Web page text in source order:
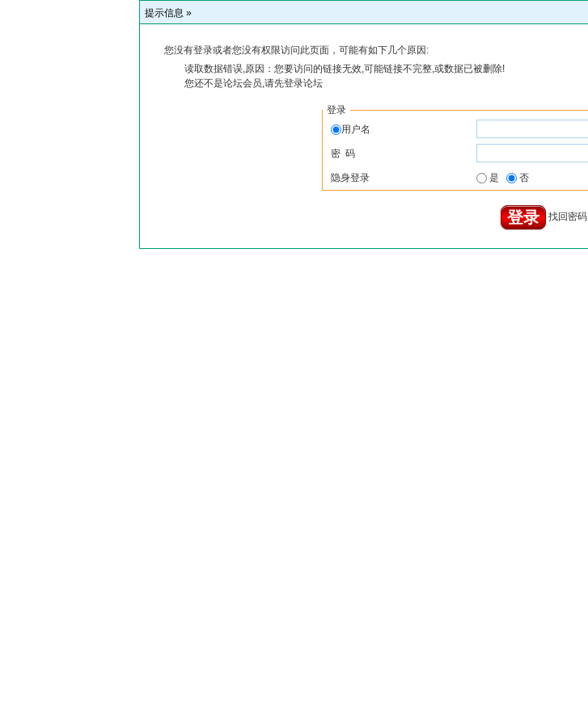
提示信息 »
您没有登录或者您没有权限访问此页面，可能有如下几个原因:
读取数据错误,原因：您要访问的链接无效,可能链接不完整,或数据已被删除!
您还不是论坛会员,请先登录论坛
登录
用户名
密 码
隐身登录 是 否
找回密码